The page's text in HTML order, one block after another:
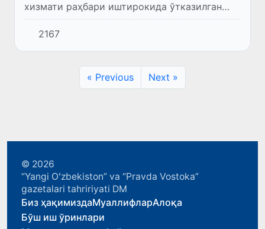
хизмати раҳбари иштирокида ўтказилган
брифингда бугунги кунда автобус
саройларининг ҳайдовчилар билан
таъминланганлик даражаси, уларга қўйила...
2167
« Previous Next »
© 2026
“Yangi Oʻzbekiston” va “Pravda Vostoka”
gazetalari tahririyati DM
Биз ҳақимиздаМуаллифларАлоқа
Бўш иш ўринлари